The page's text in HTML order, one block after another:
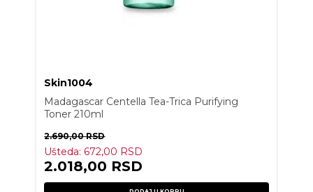
Skin1004
Madagascar Centella Tea-Trica Purifying
Toner 210ml
2.690,00RSD
Ušteda: 672,00 RSD
2.018,00 RSD